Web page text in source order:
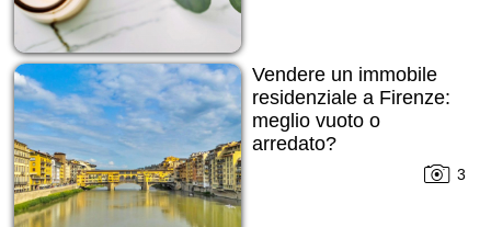
Vendere un immobile
residenziale a Firenze:
meglio vuoto o
arredato?
3